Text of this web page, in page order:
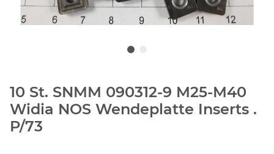
10 St. SNMM 090312-9 M25-M40
Widia NOS Wendeplatte Inserts .
P/73